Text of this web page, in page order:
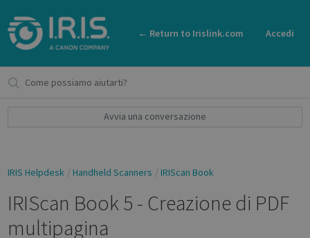
← Return to Irislink.com Accedi
Avvia una conversazione
IRIS Helpdesk Handheld Scanners IRIScan Book
IRIScan Book 5 - Creazione di PDF
multipagina